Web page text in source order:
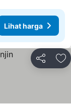
Lihat harga
Bagikan